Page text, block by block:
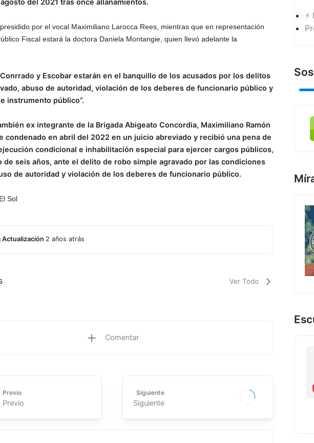
por el vocal Maximiliano Larocca Rees, mientras que en representación
Fiscal estará la doctora Daniela Montangie, quien llevó adelante la
Conrrado y Escobar estarán en el banquillo de los acusados por los delitos
abuso de autoridad, violación de los deberes de funcionario público y
instrumento público”.
ex integrante de la Brigada Abigeato Concordia, Maximiliano Ramón
condenado en abril del 2022 en un juicio abreviado y recibió una pena de
condicional e inhabilitación especial para ejercer cargos públicos,
de seis años, ante el delito de robo simple agravado por las condiciones
de autoridad y violación de los deberes de funcionario público.
Sol
Actualización 2 años atrás
Ver Todo
Comentar
Previo
Previo
Siguiente
Siguiente